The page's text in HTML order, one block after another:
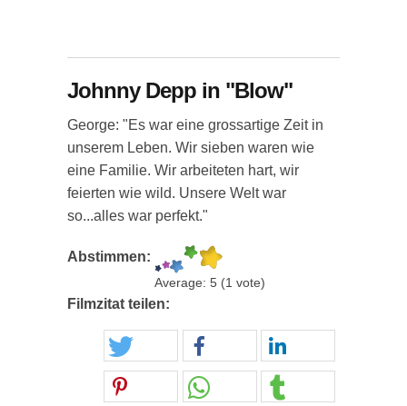
Johnny Depp in "Blow"
George: "Es war eine grossartige Zeit in
unserem Leben. Wir sieben waren wie
eine Familie. Wir arbeiteten hart, wir
feierten wie wild. Unsere Welt war
so...alles war perfekt."
Abstimmen:
Average: 5 (1 vote)
Filmzitat teilen: